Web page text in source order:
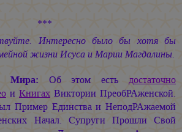
***
Интересно было бы хотя бы
жизни Исуса и Марии Магдалины.
Мира: Об этом естьдостаточно
и Книгах Виктории ПреобРАженской.
Пример Единства и НеподРАжаемой
Начал. Супруги Прошли Свой